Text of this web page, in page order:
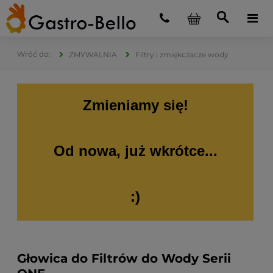
ZMYWALNIA Filtry i zmiękczacze wody
Zmieniamy się!
Od nowa, już wkrótce...
:)
Głowica do Filtrów do Wody Serii